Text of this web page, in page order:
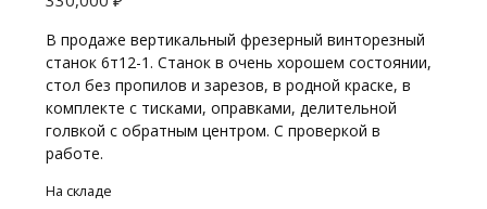
В продаже вертикальный фрезерный винторезный
станок 6т12-1. Станок в очень хорошем состоянии,
стол без пропилов и зарезов, в родной краске, в
комплекте с тисками, оправками, делительной
голвкой с обратным центром. С проверкой в
работе.
На складе